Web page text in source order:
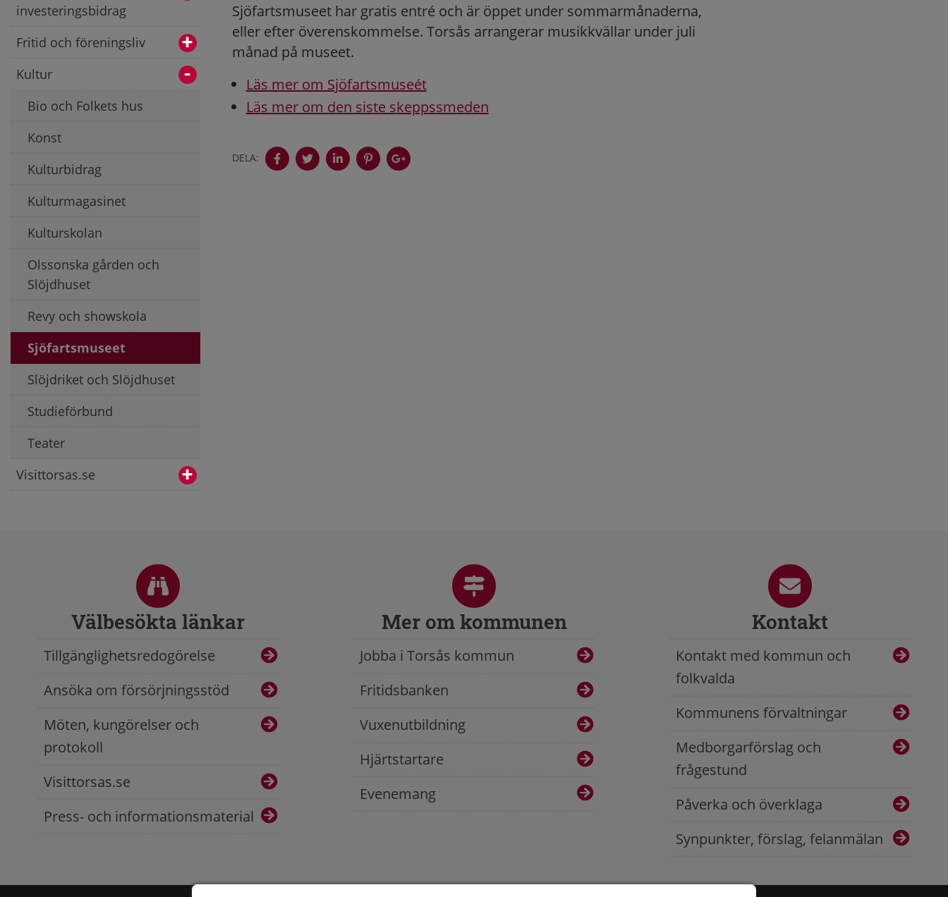
investeringsbidrag
Fritid och föreningsliv
Kultur
Bio och Folkets hus
Konst
Kulturbidrag
Kulturmagasinet
Kulturskolan
Olssonska gården och
Slöjdhuset
Revy och showskola
Sjöfartsmuseet
Slöjdriket och Slöjdhuset
Studieförbund
Teater
Visittorsas.se
Sjöfartsmuseet har gratis entré och är öppet under sommarmånaderna,
eller efter överenskommelse. Torsås arrangerar musikkvällar under juli
månad på museet.
Läs mer om Sjöfartsmuseét
Läs mer om den siste skeppssmeden
DELA:
Välbesökta länkar
Tillgänglighetsredogörelse
Ansöka om försörjningsstöd
Möten, kungörelser och
protokoll
Visittorsas.se
Press- och informationsmaterial
Mer om kommunen
Jobba i Torsås kommun
Fritidsbanken
Vuxenutbildning
Hjärtstartare
Evenemang
Kontakt
Kontakt med kommun och
folkvalda
Kommunens förvaltningar
Medborgarförslag och
frågestund
Påverka och överklaga
Synpunkter, förslag, felanmälan